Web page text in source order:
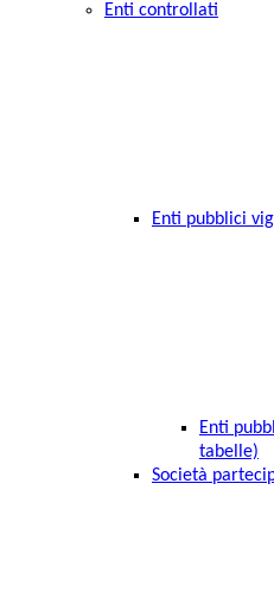
Enti controllati
Enti pubblici
Enti
tabelle)
Società